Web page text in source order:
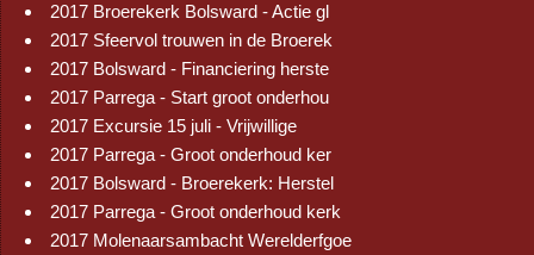
2017 Broerekerk Bolsward - Actie gl
2017 Sfeervol trouwen in de Broerek
2017 Bolsward - Financiering herste
2017 Parrega - Start groot onderhou
2017 Excursie 15 juli - Vrijwillige
2017 Parrega - Groot onderhoud ker
2017 Bolsward - Broerekerk: Herstel
2017 Parrega - Groot onderhoud kerk
2017 Molenaarsambacht Werelderfgoe